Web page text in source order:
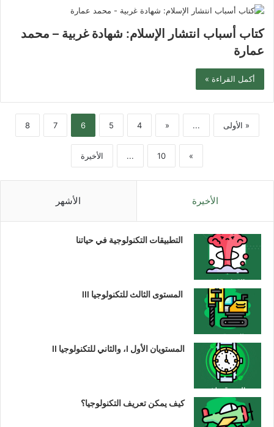
كتاب أسباب انتشار الإسلام: شهادة غربية – محمد
عمارة
أكمل القراءة »
« الأولى ...
«
4
5
6
7
8
»
10
... الأخيرة
الأخيرة الأشهر
التطبيقات التكنولوجية في حياتنا
المستوى الثالث للتكنولوجيا III
المستويان الأول I، والثاني للتكنولوجيا II
كيف يمكن تعريف التكنولوجيا؟